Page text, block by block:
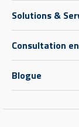
Solutions &
Consultation
Blogue